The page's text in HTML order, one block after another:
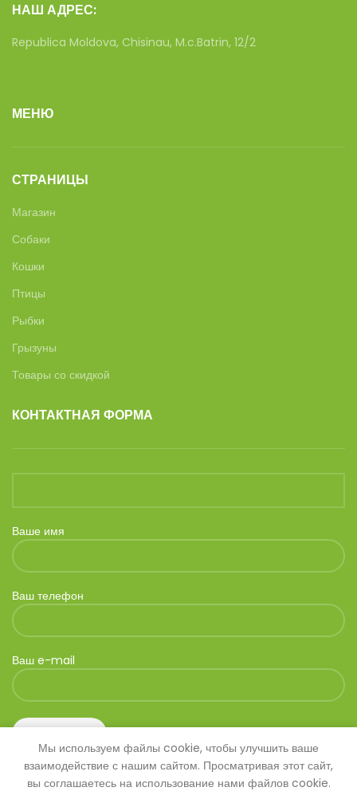
НАШ АДРЕС:
Republica Moldova, Chisinau, M.c.Batrin, 12/2
МЕНЮ
СТРАНИЦЫ
Магазин
Собаки
Кошки
Птицы
Рыбки
Грызуны
Товары со скидкой
КОНТАКТНАЯ ФОРМА
Ваше имя
Ваш телефон
Ваш e-mail
Мы используем файлы cookie, чтобы улучшить ваше
взаимодействие с нашим сайтом. Просматривая этот сайт,
вы соглашаетесь на использование нами файлов cookie.